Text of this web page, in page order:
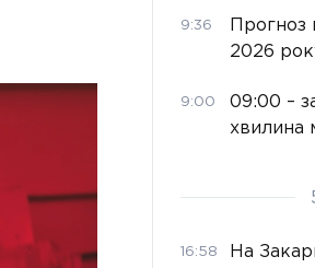
9:36
Прогноз
2026
9:00
09:00 –
хвилина
16:58
На